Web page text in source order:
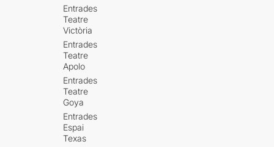
Entrades
Teatre
Victòria
Entrades
Teatre
Apolo
Entrades
Teatre
Goya
Entrades
Espai
Texas